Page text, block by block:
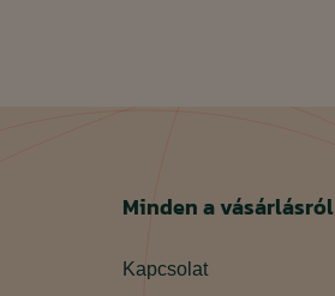
Minden a vásárlásról
Kapcsolat